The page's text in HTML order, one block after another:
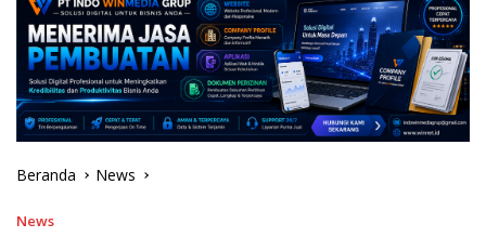
Beranda News
News